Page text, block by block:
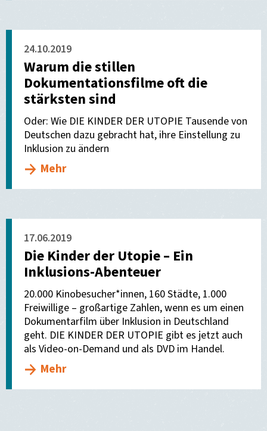
24.10.2019
Warum die stillen
Dokumentationsfilme oft die
stärksten sind
Oder: Wie DIE KINDER DER UTOPIE Tausende von
Deutschen dazu gebracht hat, ihre Einstellung zu
Inklusion zu ändern
Mehr
17.06.2019
Die Kinder der Utopie – Ein
Inklusions-Abenteuer
20.000 Kinobesucher*innen, 160 Städte, 1.000
Freiwillige – großartige Zahlen, wenn es um einen
Dokumentarfilm über Inklusion in Deutschland
geht. DIE KINDER DER UTOPIE gibt es jetzt auch
als Video-on-Demand und als DVD im Handel.
Mehr